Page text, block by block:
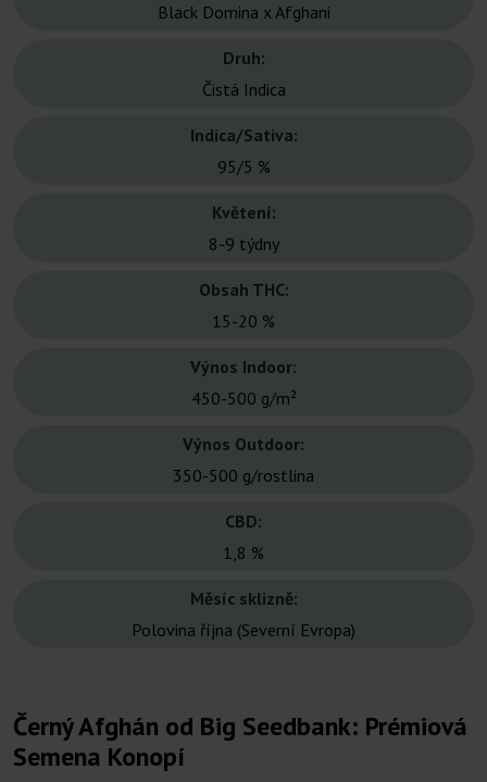
Black Domina x Afghani
Druh:
Čistá Indica
Indica/Sativa:
95/5 %
Květení:
8-9 týdny
Obsah THC:
15-20 %
Výnos Indoor:
450-500 g/m²
Výnos Outdoor:
350-500 g/rostlina
CBD:
1,8 %
Měsíc sklizně:
Polovina října (Severní Evropa)
Černý Afghán od Big Seedbank: Prémiová
Semena Konopí